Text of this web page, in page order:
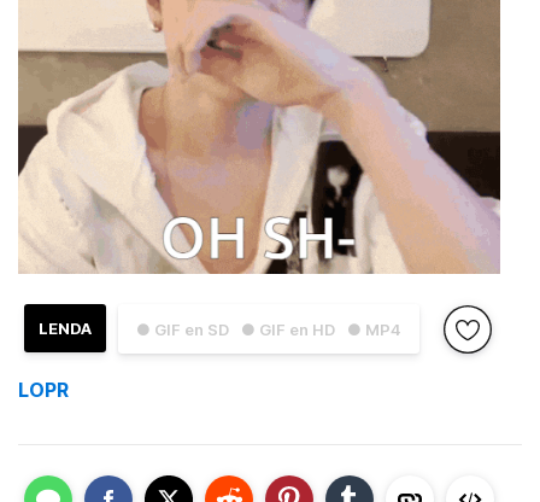
● GIF en SD ● GIF en HD ● MP4
LENDA
LOPR